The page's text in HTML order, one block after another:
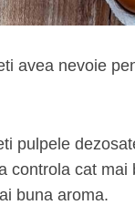
avea nevoie
pulpele
controla cat mai
buna aroma.